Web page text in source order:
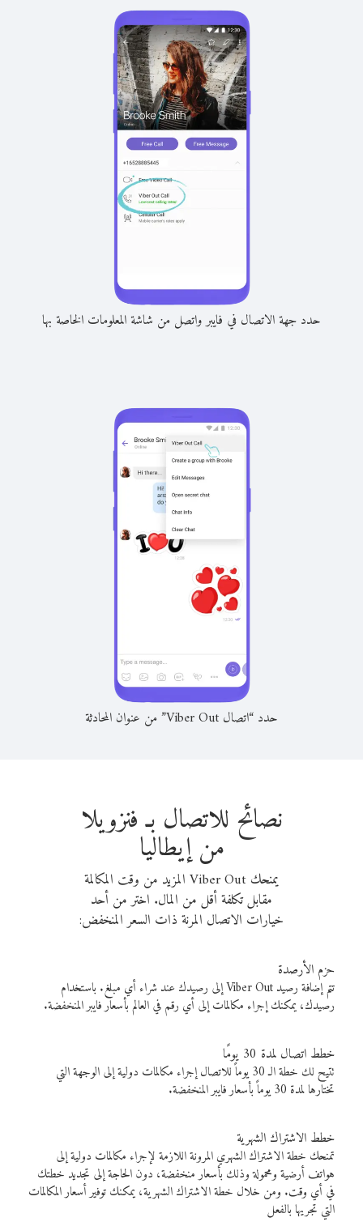
حدد جهة الاتصال في فايبر واتصل من شاشة المعلومات الخاصة بها
حدد “اتصال Viber Out” من عنوان المحادثة
نصائح للاتصال بـ فنزويلا
من إيطاليا
يمنحك Viber Out المزيد من وقت المكالمة
مقابل تكلفة أقل من المال. اختر من أحد
خيارات الاتصال المرنة ذات السعر المنخفض:
حزم الأرصدة
تتم إضافة رصيد Viber Out إلى رصيدك عند شراء أي مبلغ. باستخدام
رصيدك، يمكنك إجراء مكالمات إلى أي رقم في العالم بأسعار فايبر المنخفضة.
خطط اتصال لمدة 30 يومًا
تتيح لك خطة الـ 30 يوماً للاتصال إجراء مكالمات دولية إلى الوجهة التي
تختارها لمدة 30 يوماً بأسعار فايبر المنخفضة.
خطط الاشتراك الشهرية
تمنحك خطة الاشتراك الشهري المرونة اللازمة لإجراء مكالمات دولية إلى
هواتف أرضية ومحمولة وذلك بأسعار منخفضة، دون الحاجة إلى تجديد خطتك
في أي وقت. ومن خلال خطة الاشتراك الشهرية، يمكنك توفير أسعار المكالمات
التي تجريها بالفعل